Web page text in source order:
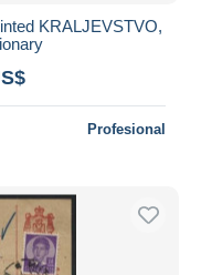
KRALJEVSTVO,
Profesional